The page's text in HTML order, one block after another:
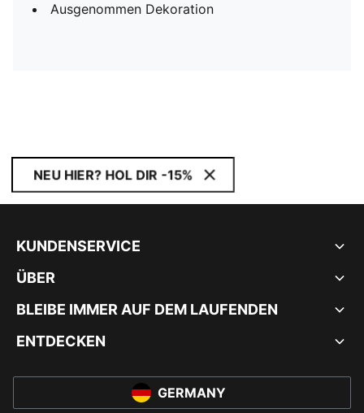
Ausgenommen Dekoration
NEU HIER? HOL DIR -15%
KUNDENSERVICE
ÜBER
BLEIBE IMMER AUF DEM LAUFENDEN
ENTDECKEN
GERMANY